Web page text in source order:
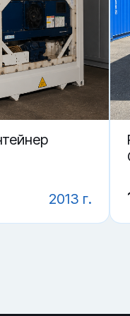
EGHU 501106-3» в
корпус?
контейнер
держит режим?
Рефрижераторный
2013 г.